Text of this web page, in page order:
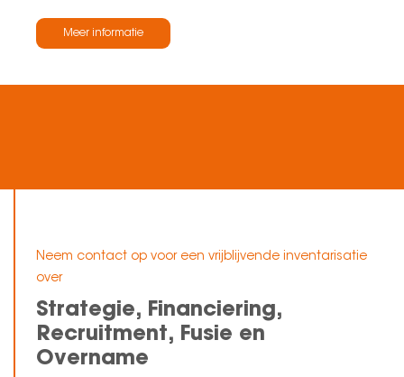
Meer informatie
Neem contact op voor een vrijblijvende inventarisatie
over
Strategie, Financiering,
Recruitment, Fusie en
Overname